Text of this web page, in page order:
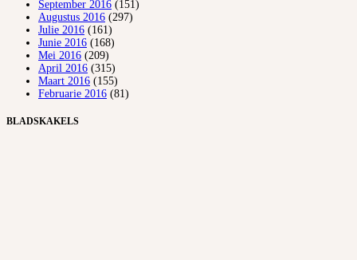
September 2016 (151)
Augustus 2016 (297)
Julie 2016 (161)
Junie 2016 (168)
Mei 2016 (209)
April 2016 (315)
Maart 2016 (155)
Februarie 2016 (81)
BLADSKAKELS